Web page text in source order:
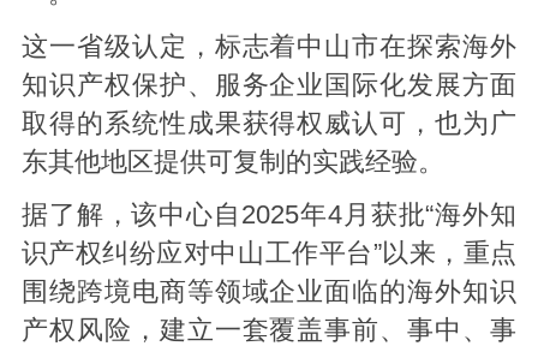
这一省级认定，标志着中山市在探索海外
知识产权保护、服务企业国际化发展方面
取得的系统性成果获得权威认可，也为广
东其他地区提供可复制的实践经验。
据了解，该中心自2025年4月获批“海外知
识产权纠纷应对中山工作平台”以来，重点
围绕跨境电商等领域企业面临的海外知识
产权风险，建立一套覆盖事前、事中、事